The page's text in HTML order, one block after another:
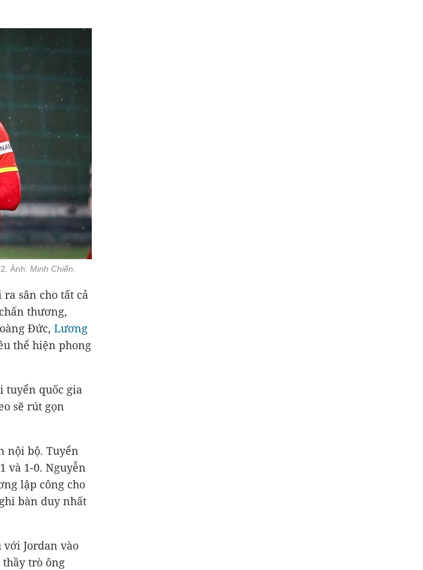
Ảnh: Minh Chiến.
sân cho tất cả
thương,
Đức, Lương
thể hiện phong
tuyển quốc gia
sẽ rút gọn
nội bộ. Tuyển
và 1-0. Nguyễn
lập công cho
bàn duy nhất
Jordan vào
trò ông